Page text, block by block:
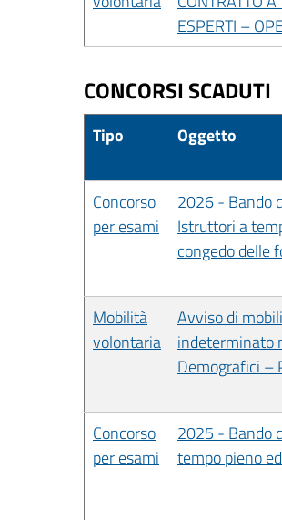
ESPERTI –
CONCORSI SCADUTI
Tipo Oggetto
Concorso
per esami
2026 - Bando
Istruttori a
congedo delle
Mobilità
volontaria
Avviso di
indeterminato
Demografici –
Concorso
per esami
2025 - Bando
tempo pieno